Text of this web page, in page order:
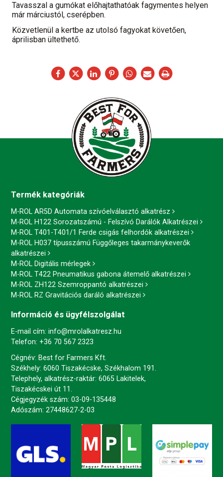
Tavasszal a gumókat előhajtathatóak fagymentes helyen
már márciustól, cserépben.
Közvetlenül a kertbe az utolsó fagyokat követően,
áprilisban ültethető.
Termék kategóriák
M-ROL AR5D Automata szívóelválasztó alkatrész
M-ROL H122 Sorozatszámú - Felszívó Darálók Alkatrészei
M-ROL T401-T401/1 Ferde csigás felhordók alkatrészei
M-ROL H037 típusszámú Függőleges takarmánykeverők
alkatrészei
M-ROL Digitális mérlegek
M-ROL T422 Pneumatikus gabona átemelő alkatrészei
M-ROL ZH122 Szemroppantó alkatrészei
M-ROL RZ Gravitációs daráló alkatrészei
Információ és ügyfélszolgálat
E-mail cím: info@mrolalkatresz.hu
Telefon: +36 70 567 2323
Cégnév: Best for Farmers Kft.
Székhely: 6060 Tiszakécske, Székhalom 191.
Telephely, alkatrész-raktár: 6065 Lakitelek,
Tiszakécskei út 11.
Cégjegyzék szám: 03-09-135448
Adószám: 27448627-2-03